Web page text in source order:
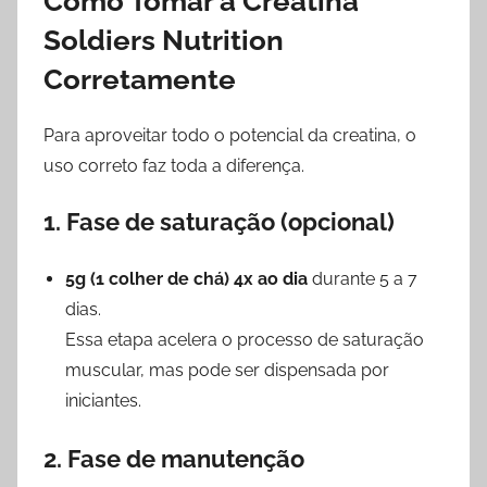
Soldiers Nutrition
Corretamente
Para aproveitar todo o potencial da creatina, o
uso correto faz toda a diferença.
1. Fase de saturação (opcional)
5g (1 colher de chá) 4x ao dia durante 5 a 7
dias.
Essa etapa acelera o processo de saturação
muscular, mas pode ser dispensada por
iniciantes.
2. Fase de manutenção